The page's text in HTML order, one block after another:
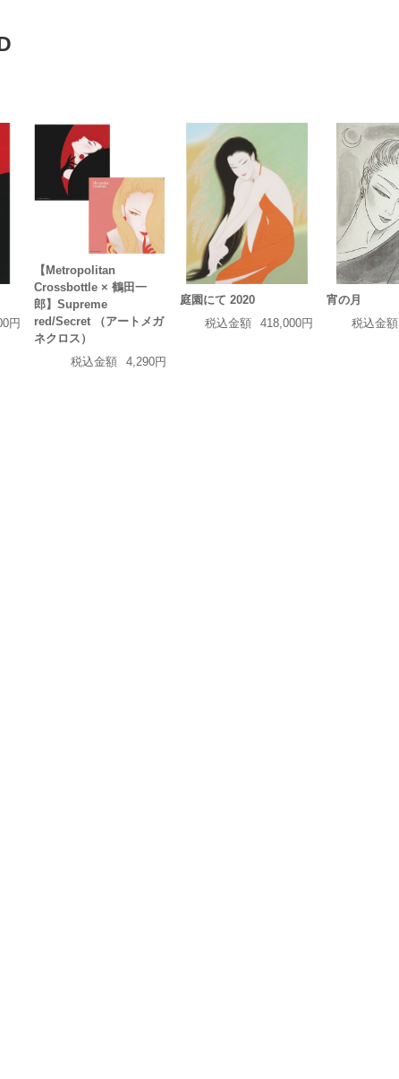
円
【Metropolitan
Crossbottle × 鶴田一
郎】Supreme
red/Secret （アートメガ
ネクロス）
税込金額
4,290円
庭園にて 2020
税込金額
418,000円
宵の月
税込金額